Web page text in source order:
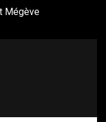
Mégève